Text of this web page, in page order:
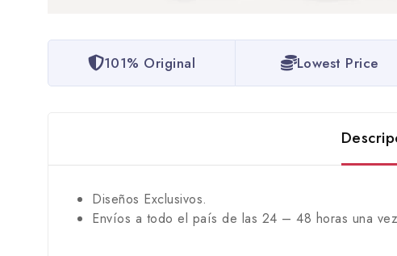
101% Original Lowest Price
Diseños Exclusivos.
Envíos a todo el país de las 24 – 48 horas una